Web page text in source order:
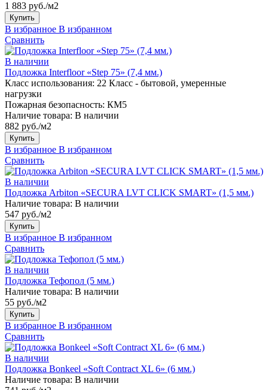
1 883 руб./м2
Купить
В избранное В избранном
Сравнить
В наличии
Подложка Interfloor «Step 75» (7,4 мм.)
Класс использования: 22 Класс - бытовой, умеренные
нагрузки
Пожарная безопасность: КМ5
Наличие товара: В наличии
882 руб./м2
Купить
В избранное В избранном
Сравнить
В наличии
Подложка Arbiton «SECURA LVT CLICK SMART» (1,5 мм.)
Наличие товара: В наличии
547 руб./м2
Купить
В избранное В избранном
Сравнить
В наличии
Подложка Тефопол (5 мм.)
Наличие товара: В наличии
55 руб./м2
Купить
В избранное В избранном
Сравнить
В наличии
Подложка Bonkeel «Soft Contract XL 6» (6 мм.)
Наличие товара: В наличии